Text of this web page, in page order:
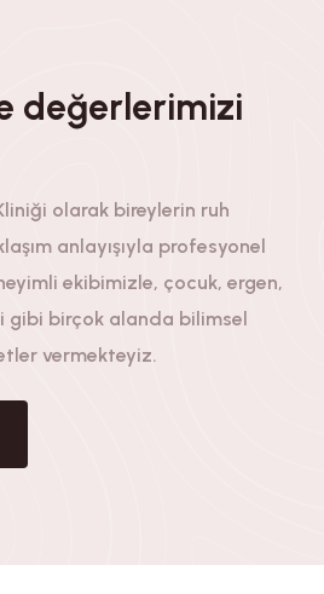
değerlerimizi
olarak bireylerin ruh
anlayışıyla profesyonel
ekibimizle, çocuk, ergen,
gibi birçok alanda bilimsel
vermekteyiz.